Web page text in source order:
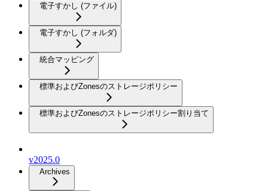
電子すかし (ファイル)
電子すかし (フォルダ)
統合マッピング
標準およびZonesのストレージポリシー
標準およびZonesのストレージポリシー割り当て
v2025.0
Archives